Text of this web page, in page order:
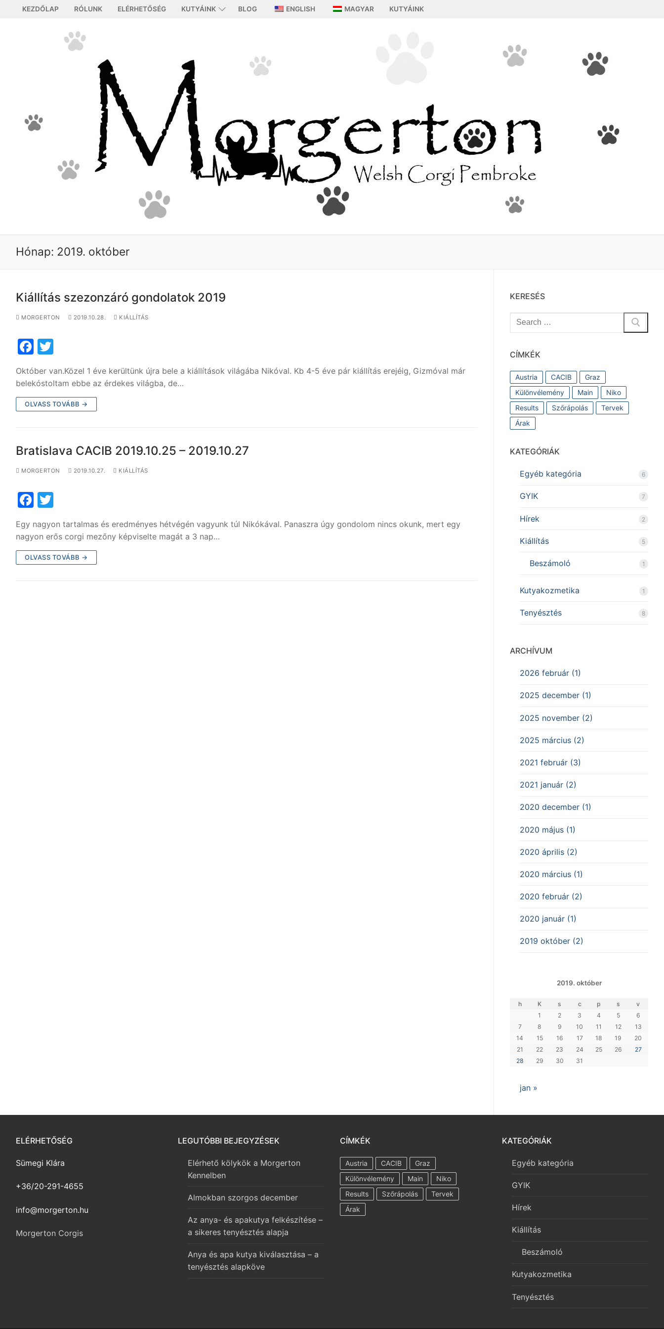
KEZDŐLAP RÓLUNK ELÉRHETŐSÉG KUTYÁINK BLOG ENGLISH MAGYAR KUTYÁINK
Hónap: 2019. október
Kiállítás szezonzáró gondolatok 2019
MORGERTON 2019.10.28. KIÁLLÍTÁS
F
c
e
b
o
k
itt
er
Október van.Közel 1 éve kerültünk újra bele a kiállítások világába Nikóval. Kb 4-5 éve pár kiállítás erejéig, Gizmóval már
belekóstoltam ebbe az érdekes világba, de…
OLVASS TOVÁBB →
Bratislava CACIB 2019.10.25 – 2019.10.27
MORGERTON 2019.10.27. KIÁLLÍTÁS
F
c
e
b
itt
er
Egy nagyon tartalmas és eredményes hétvégén vagyunk túl Nikókával. Panaszra úgy gondolom nincs okunk, mert egy
nagyon erős corgi mezőny képviselte magát a 3 nap…
OLVASS TOVÁBB →
KERESÉS
Keresése:
CÍMKÉK
Austria CACIB
Graz
Különvélemény
Main
Niko
Results
Szőrápolás
Tervek
Árak
KATEGÓRIÁK
Egyéb kategória 6
GYIK 7
Hírek 2
Kiállítás 5
Beszámoló 1
Kutyakozmetika 1
Tenyésztés 8
ARCHÍVUM
2026 február (1)
2025 december (1)
2025 november (2)
2025 március (2)
2021 február (3)
2021 január (2)
2020 december (1)
2020 május (1)
2020 április (2)
2020 március (1)
2020 február (2)
2020 január (1)
2019 október (2)
2019. október
h K s c p s
v
1
2 3 4 5
6
7
8 9 10 11 12
13
14
15 16 17 18 19
20
21
22 23 24 25 26
27
28
29 30 31
jan »
ELÉRHETŐSÉG
Sümegi Klára
+36/20-291-4655
info@morgerton.hu
Morgerton Corgis
LEGUTÓBBI BEJEGYZÉSEK
Elérhető kölykök a Morgerton
Kennelben
Almokban szorgos december
Az anya- és apakutya felkészítése –
a sikeres tenyésztés alapja
Anya és apa kutya kiválasztása – a
tenyésztés alapköve
CÍMKÉK
Austria CACIB
Graz
Különvélemény
Main
Niko
Results
Szőrápolás
Tervek
Árak
KATEGÓRIÁK
Egyéb kategória
GYIK
Hírek
Kiállítás
Beszámoló
Kutyakozmetika
Tenyésztés